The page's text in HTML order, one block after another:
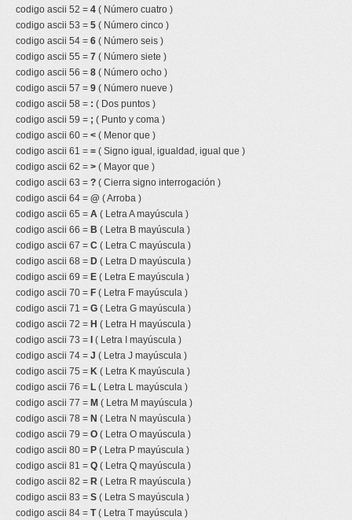
codigo ascii 52 = 4 ( Número cuatro )
codigo ascii 53 = 5 ( Número cinco )
codigo ascii 54 = 6 ( Número seis )
codigo ascii 55 = 7 ( Número siete )
codigo ascii 56 = 8 ( Número ocho )
codigo ascii 57 = 9 ( Número nueve )
codigo ascii 58 = : ( Dos puntos )
codigo ascii 59 = ; ( Punto y coma )
codigo ascii 60 = < ( Menor que )
codigo ascii 61 = = ( Signo igual, igualdad, igual que )
codigo ascii 62 = > ( Mayor que )
codigo ascii 63 = ? ( Cierra signo interrogación )
codigo ascii 64 = @ ( Arroba )
codigo ascii 65 = A ( Letra A mayúscula )
codigo ascii 66 = B ( Letra B mayúscula )
codigo ascii 67 = C ( Letra C mayúscula )
codigo ascii 68 = D ( Letra D mayúscula )
codigo ascii 69 = E ( Letra E mayúscula )
codigo ascii 70 = F ( Letra F mayúscula )
codigo ascii 71 = G ( Letra G mayúscula )
codigo ascii 72 = H ( Letra H mayúscula )
codigo ascii 73 =
( Letra I mayúscula )
codigo ascii 74 = J ( Letra J mayúscula )
codigo ascii 75 = K ( Letra K mayúscula )
codigo ascii 76 = L ( Letra L mayúscula )
codigo ascii 77 = M ( Letra M mayúscula )
codigo ascii 78 = N ( Letra N mayúscula )
codigo ascii 79 = O ( Letra O mayúscula )
codigo ascii 80 = P ( Letra P mayúscula )
codigo ascii 81 = Q ( Letra Q mayúscula )
codigo ascii 82 = R ( Letra R mayúscula )
codigo ascii 83 = S ( Letra S mayúscula )
codigo ascii 84 = T( Letra T mayúscula )